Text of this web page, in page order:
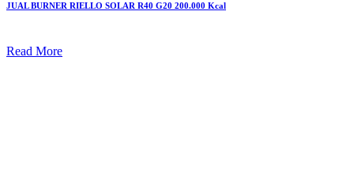
JUAL BURNER RIELLO SOLAR R40 G20 200.000 Kcal
Read More